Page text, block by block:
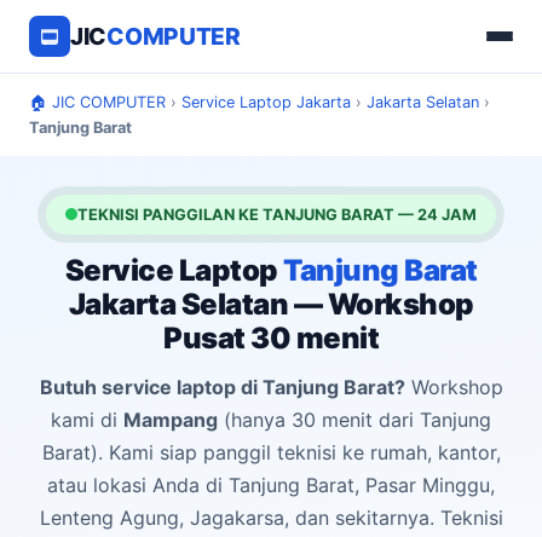
JICCOMPUTER
🏠 JIC COMPUTER › Service Laptop Jakarta › Jakarta Selatan ›
Tanjung Barat
TEKNISI PANGGILAN KE TANJUNG BARAT — 24 JAM
Service LaptopTanjung Barat
Jakarta Selatan — Workshop
Pusat 30 menit
Butuh service laptop di Tanjung Barat?Workshop
kami di Mampang (hanya 30 menit dari Tanjung
Barat). Kami siap panggil teknisi ke rumah, kantor,
atau lokasi Anda di Tanjung Barat, Pasar Minggu,
Lenteng Agung, Jagakarsa, dan sekitarnya. Teknisi